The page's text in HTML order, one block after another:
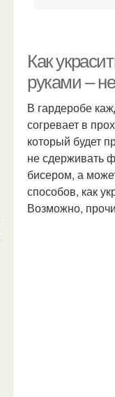
Как
руками –
В гардеробе
согревает в
который будет
не сдерживать
бисером, а
способов, как
Возможно,